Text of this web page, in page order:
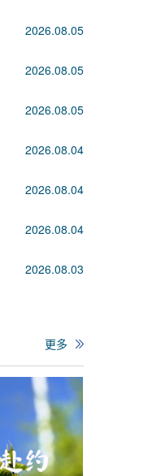
2026.08.05
2026.08.05
2026.08.05
2026.08.04
2026.08.04
2026.08.04
2026.08.03
更多